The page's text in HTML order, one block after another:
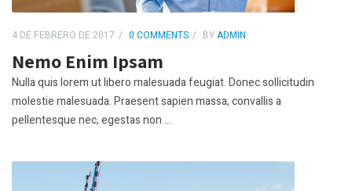
4 DE FEBRERO DE 2017 0 COMMENTS BYADMIN
Nemo Enim Ipsam
Nulla quis lorem ut libero malesuada feugiat. Donec sollicitudin
molestie malesuada. Praesent sapien massa, convallis a
pellentesque nec, egestas non ...